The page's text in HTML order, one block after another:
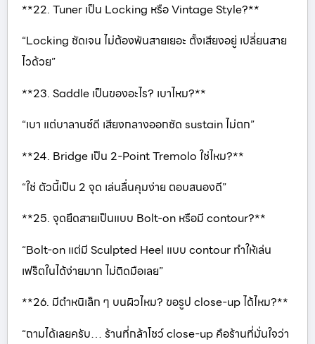
**22. Tuner เป็น Locking หรือ Vintage Style?**
“Locking ชัดเจน ไม่ต้องพันสายเยอะ ตั้งเสียงอยู่ เปลี่ยนสาย
ไวด้วย”
**23. Saddle เป็นของอะไร? เบาไหม?**
“เบา แต่บาลานซ์ดี เสียงกลางออกชัด sustain ไม่ตก”
**24. Bridge เป็น 2-Point Tremolo ใช่ไหม?**
“ใช่ ตัวนี้เป็น 2 จุด เล่นลื่นคุมง่าย ตอบสนองดี”
**25. จุดยึดสายเป็นแบบ Bolt-on หรือมี contour?**
“Bolt-on แต่มี Sculpted Heel แบบ contour ทำให้เล่น
เฟร็ตในได้ง่ายมาก ไม่ติดมือเลย”
**26. มีตำหนิเล็ก ๆ บนผิวไหม? ขอรูป close-up ได้ไหม?**
“ถามได้เลยครับ… ร้านที่กล้าโชว์ close-up คือร้านที่มั่นใจว่า